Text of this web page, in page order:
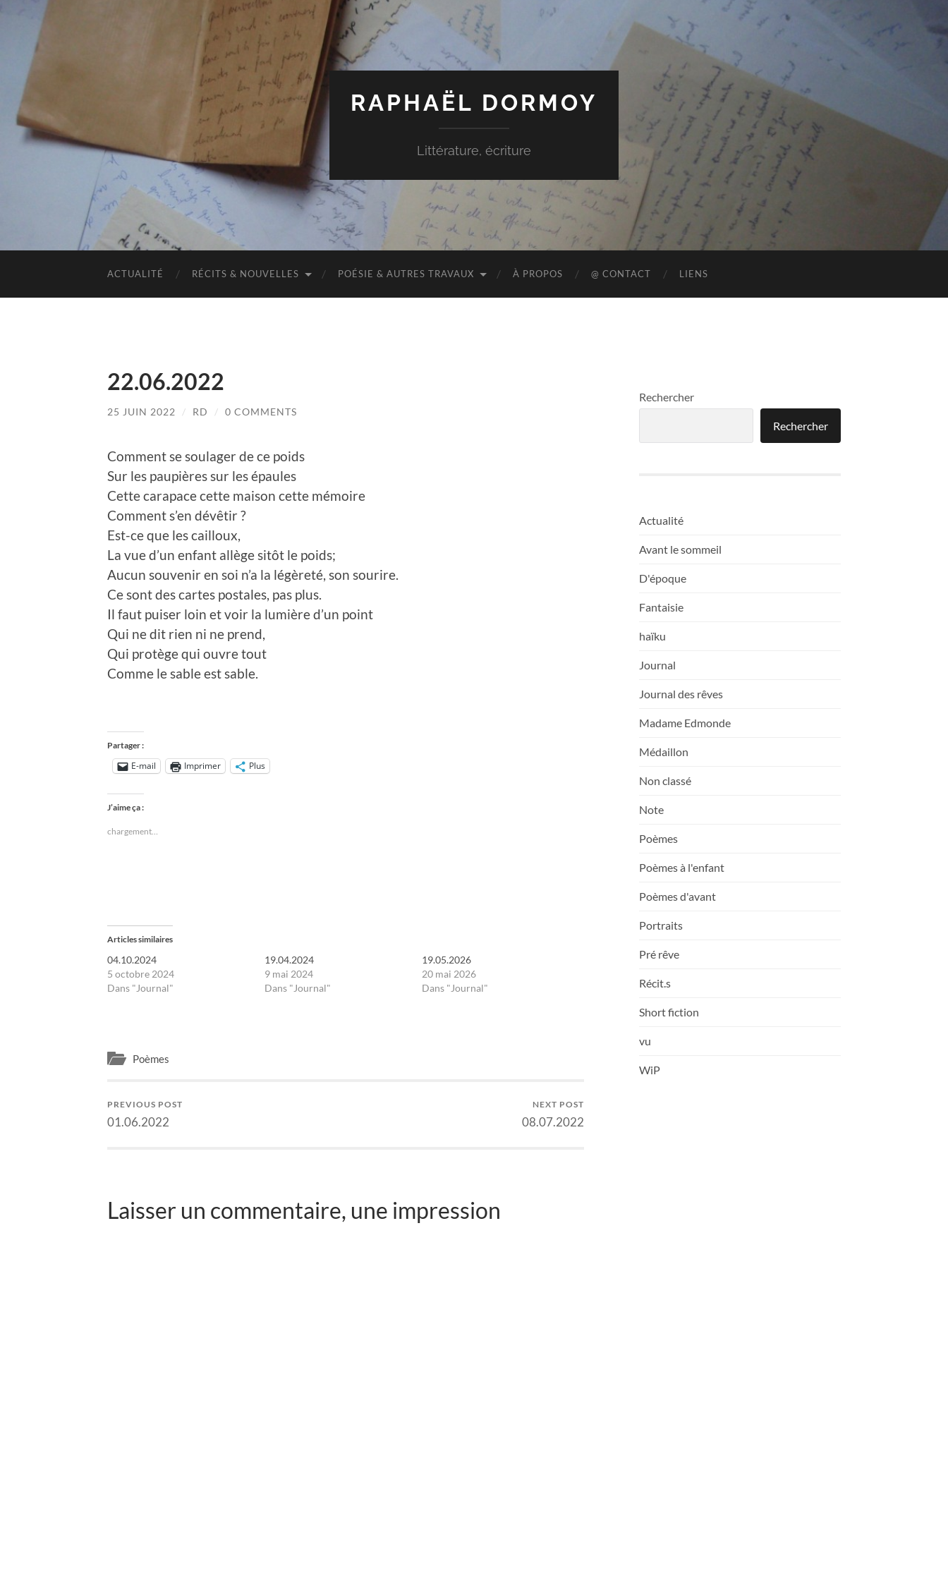
RAPHAËL DORMOY
Littérature, écriture
ACTUALITÉ RÉCITS & NOUVELLES POÉSIE & AUTRES TRAVAUX À PROPOS @ CONTACT LIENS
22.06.2022
25 JUIN 2022 / RD / 0 COMMENTS
Comment se soulager de ce poids
Sur les paupières sur les épaules
Cette carapace cette maison cette mémoire
Comment s’en dévêtir ?
Est-ce que les cailloux,
La vue d’un enfant allège sitôt le poids;
Aucun souvenir en soi n’a la légèreté, son sourire.
Ce sont des cartes postales, pas plus.
Il faut puiser loin et voir la lumière d’un point
Qui ne dit rien ni ne prend,
Qui protège qui ouvre tout
Comme le sable est sable.
Partager :
E-mail Imprimer Plus
J’aime ça :
chargement…
Articles similaires
04.10.2024
5 octobre 2024
Dans "Journal"
19.04.2024
9 mai 2024
Dans "Journal"
19.05.2026
20 mai 2026
Dans "Journal"
Poèmes
PREVIOUS POST
01.06.2022
NEXT POST
08.07.2022
Laisser un commentaire, une impression
Rechercher
Rechercher
Actualité
Avant le sommeil
D'époque
Fantaisie
haïku
Journal
Journal des rêves
Madame Edmonde
Médaillon
Non classé
Note
Poèmes
Poèmes à l'enfant
Poèmes d'avant
Portraits
Pré rêve
Récit.s
Short fiction
vu
WiP